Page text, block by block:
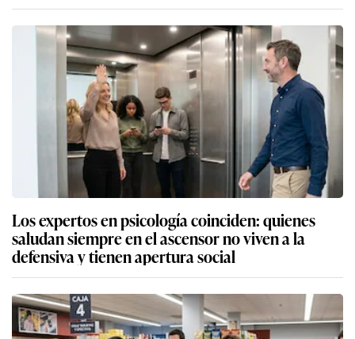
Los expertos en psicología coinciden: quienes
saludan siempre en el ascensor no viven a la
defensiva y tienen apertura social